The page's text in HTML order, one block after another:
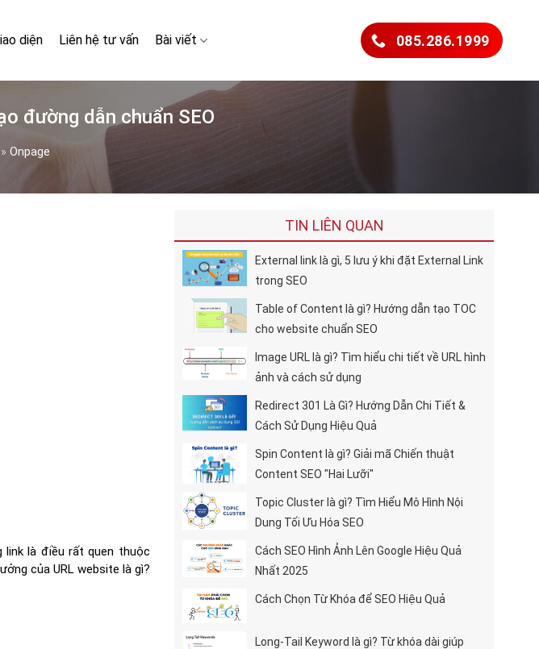
diện Liên hệ tư vấn Bài viết 085.286.1999
đường dẫn chuẩn SEO
» Onpage
là điều rất quen thuộc
của URL website là gì?
TIN LIÊN QUAN
External link là gì, 5 lưu ý khi đặt External Link
trong SEO
Table of Content là gì? Hướng dẫn tạo TOC
cho website chuẩn SEO
Image URL là gì? Tìm hiểu chi tiết về URL hình
ảnh và cách sử dụng
Redirect 301 Là Gì? Hướng Dẫn Chi Tiết &
Cách Sử Dụng Hiệu Quả
Spin Content là gì? Giải mã Chiến thuật
Content SEO "Hai Lưỡi"
Topic Cluster là gì? Tìm Hiểu Mô Hình Nội
Dung Tối Ưu Hóa SEO
Cách SEO Hình Ảnh Lên Google Hiệu Quả
Nhất 2025
Cách Chọn Từ Khóa để SEO Hiệu Quả
Long-Tail Keyword là gì? Từ khóa dài giúp